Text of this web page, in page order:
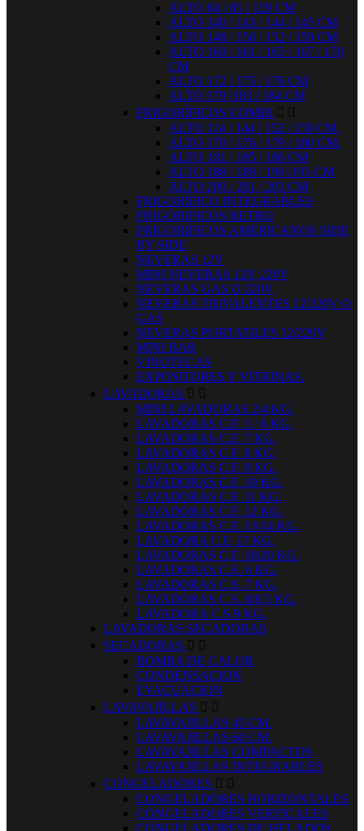
ALTO 84 / 85 / 129 CM
ALTO 140 / 143 / 144 / 145 CM
ALTO 148 / 150 / 152 / 159 CM
ALTO 160 / 161 / 165 / 167 / 170
CM
ALTO 172 / 175 / 176 CM
ALTO 179 /183 / 184 CM
FRIGORÍFICOS COMBI  
ALTO 114 / 144 / 152 / 159 CM.
ALTO 170 / 176 / 179 / 180 CM.
ALTO 181 / 185 / 186 CM
ALTO 188 / 189 / 190 /195 CM
ALTO 200 / 201 / 203 CM
FRIGORÍFICO INTEGRABLES
FRIGORIFICOS RETRO
FRIGORIFICOS AMERICANOS SIDE
BY SIDE
NEVERAS 12V
MINI NEVERAS 12V 220V
NEVERAS GAS O 220V
NEVERAS TRIVALENTES 12/220V O
GAS
NEVERAS PORTATILES 12/220V
MINI BAR
VINOTECAS
EXPOSITORES Y VITRINAS.
LAVADORAS  
MINI LAVADORAS 2/4 KG.
LAVADORAS C.F. 5 / 6 KG.
LAVADORAS C.F. 7 KG.
LAVADORAS C.F. 8 KG.
LAVADORAS C.F. 9 KG.
LAVADORAS C.F. 10 KG.
LAVADORAS C.F. 11 KG.
LAVADORAS C.F. 12 KG.
LAVADORAS C.F. 13/14 KG.
LAVADORA C.F. 17 KG.
LAVADORAS C.F. 18/20 KG.
LAVADORAS C.S. 6 KG.
LAVADORAS C.S. 7 KG.
LAVADORAS C.S. 8/8,5 KG.
LAVADORA C.S.9 KG.
LAVADORAS SECADORAS
SECADORAS  
BOMBA DE CALOR
CONDENSACION
EVACUACION
LAVAVAJILLAS  
LAVAVAJILLAS 45 CM.
LAVAVAJILLAS 60 CM.
LAVAVAJILLAS COMPACTOS
LAVAVAJILLAS INTEGRABLES
CONGELADORES  
CONGELADORES HORIZONTALES
CONGELADORES VERTICALES
CONGELADORES DE HELADOS